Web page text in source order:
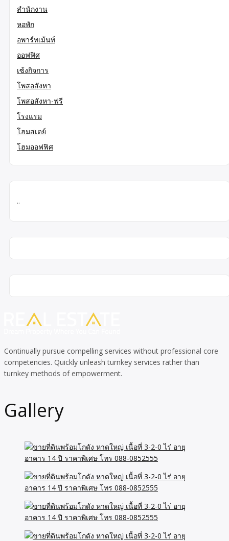
สำนักงาน
หอพัก
อพาร์ทเม้นท์
ออฟฟิศ
เซ้งกิจการ
โพสอสังหา
โพสอสังหา-ฟรี
โรงแรม
โฮมสเตย์
โฮมออฟฟิศ
..
Continually pursue compelling services without professional core
competencies. Quickly unleash turnkey services rather than
turnkey methods of empowerment.
Gallery